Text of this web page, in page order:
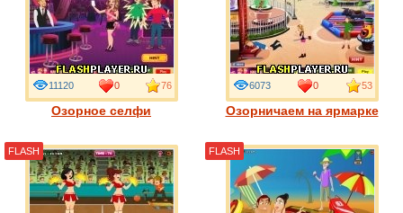
Озорное селфи
11120 0 76
Озорничаем на ярмарке
6073 0 53
FLASH FLASH